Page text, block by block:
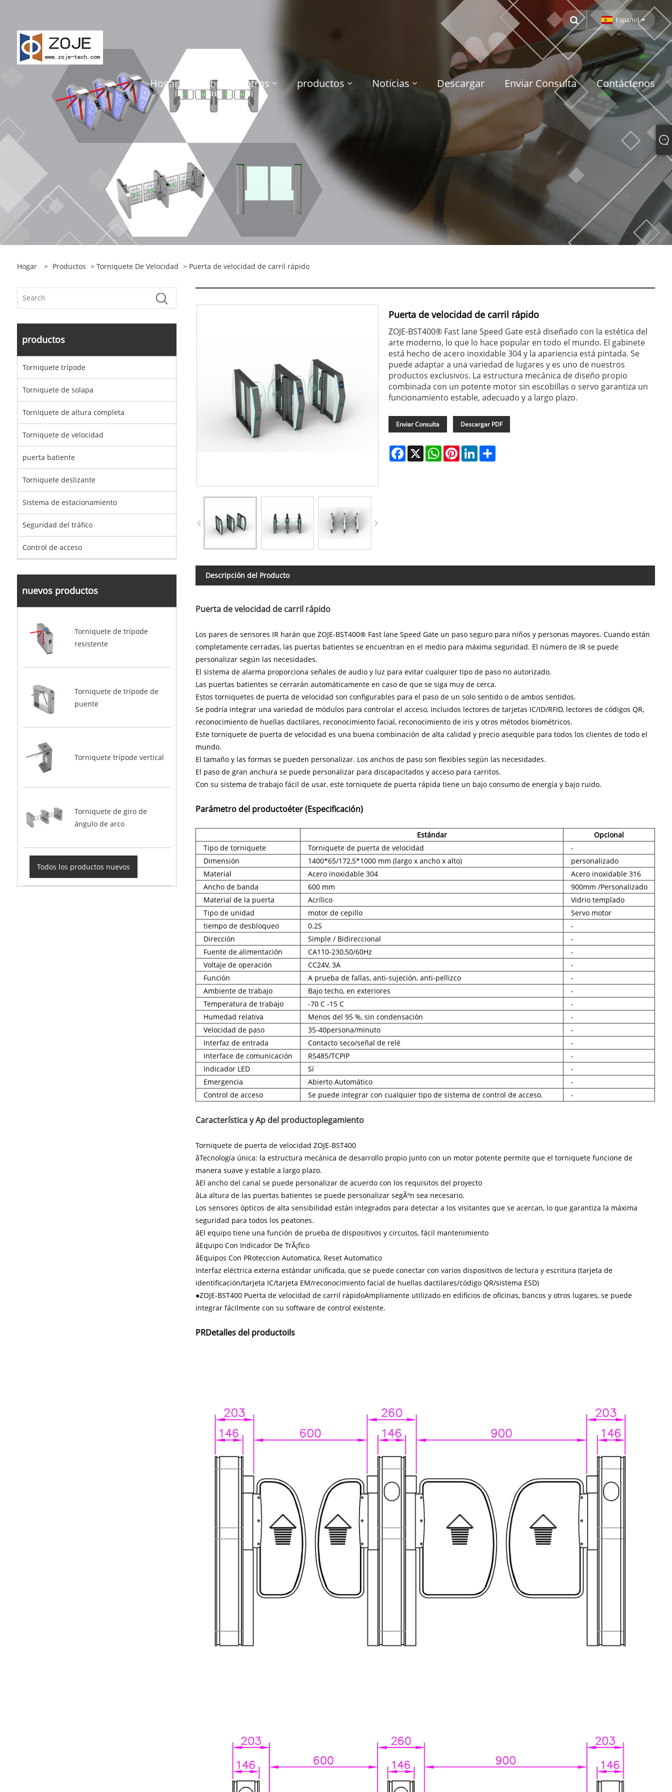
Español
Hogar Sobre nosotros productos Noticias Descargar Enviar Consulta Contáctenos
Hogar > Productos > Torniquete De Velocidad > Puerta de velocidad de carril rápido
productos
Torniquete trípode
Torniquete de solapa
Torniquete de altura completa
Torniquete de velocidad
puerta batiente
Torniquete deslizante
Sistema de estacionamiento
Seguridad del tráfico
Control de acceso
nuevos productos
Torniquete de trípode
resistente
Torniquete de trípode de
puente
Torniquete trípode vertical
Torniquete de giro de
ángulo de arco
Todos los productos nuevos
Puerta de velocidad de carril rápido
ZOJE-BST400® Fast lane Speed ​​Gate está diseñado con la estética del
arte moderno, lo que lo hace popular en todo el mundo. El gabinete
está hecho de acero inoxidable 304 y la apariencia está pintada. Se
puede adaptar a una variedad de lugares y es uno de nuestros
productos exclusivos. La estructura mecánica de diseño propio
combinada con un potente motor sin escobillas o servo garantiza un
funcionamiento estable, adecuado y a largo plazo.
Enviar Consulta Descargar PDF
Facebook
X WhatsApp
PinterestLinkedIn
Descripción del Producto
Puerta de velocidad de carril rápido
Los pares de sensores IR harán que ZOJE-BST400® Fast lane Speed ​​Gate un paso seguro para niños y personas mayores. Cuando están
completamente cerradas, las puertas batientes se encuentran en el medio para máxima seguridad. El número de IR se puede
personalizar según las necesidades.
El sistema de alarma proporciona señales de audio y luz para evitar cualquier tipo de paso no autorizado.
Las puertas batientes se cerrarán automáticamente en caso de que se siga muy de cerca.
Estos torniquetes de puerta de velocidad son configurables para el paso de un solo sentido o de ambos sentidos.
Se podría integrar una variedad de módulos para controlar el acceso, incluidos lectores de tarjetas IC/ID/RFID, lectores de códigos QR,
reconocimiento de huellas dactilares, reconocimiento facial, reconocimiento de iris y otros métodos biométricos.
Este torniquete de puerta de velocidad es una buena combinación de alta calidad y precio asequible para todos los clientes de todo el
mundo.
El tamaño y las formas se pueden personalizar. Los anchos de paso son flexibles según las necesidades.
El paso de gran anchura se puede personalizar para discapacitados y acceso para carritos.
Con su sistema de trabajo fácil de usar, este torniquete de puerta rápida tiene un bajo consumo de energía y bajo ruido.
Parámetro del productoéter (Especificación)
Estándar
Opcional
Tipo de torniquete
Torniquete de puerta de velocidad
-
Dimensión
1400*65/172,5*1000 mm (largo x ancho x alto)
personalizado
Material
Acero inoxidable 304
Acero inoxidable 316
Ancho de banda
600 mm
900mm /Personalizado
Material de la puerta
Acrílico
Vidrio templado
Tipo de unidad
motor de cepillo
Servo motor
tiempo de desbloqueo
0.2S
-
Dirección
Simple / Bidireccional
-
Fuente de alimentación
CA110-230,50/60Hz
-
Voltaje de operación
CC24V, 3A
-
Función
A prueba de fallas, anti-sujeción, anti-pellizco
-
Ambiente de trabajo
Bajo techo, en exteriores
-
Temperatura de trabajo
-70 C -15 C
-
Humedad relativa
Menos del 95 %, sin condensación
-
Velocidad de paso
35-40persona/minuto
-
Interfaz de entrada
Contacto seco/señal de relé
-
Interface de comunicación
RS485/TCPIP
-
Indicador LED
Sí
-
Emergencia
Abierto Automático
-
Control de acceso
Se puede integrar con cualquier tipo de sistema de control de acceso. -
Característica y Ap del productoplegamiento
Torniquete de puerta de velocidad ZOJE-BST400
âTecnología única: la estructura mecánica de desarrollo propio junto con un motor potente permite que el torniquete funcione de
manera suave y estable a largo plazo.
âEl ancho del canal se puede personalizar de acuerdo con los requisitos del proyecto
âLa altura de las puertas batientes se puede personalizar segÃºn sea necesario.
Los sensores ópticos de alta sensibilidad están integrados para detectar a los visitantes que se acercan, lo que garantiza la máxima
seguridad para todos los peatones.
âEl equipo tiene una función de prueba de dispositivos y circuitos, fácil mantenimiento
âEquipo Con Indicador De TrÃ¡fico
âEquipos Con PRoteccion Automatica, Reset Automatico
Interfaz eléctrica externa estándar unificada, que se puede conectar con varios dispositivos de lectura y escritura (tarjeta de
identificación/tarjeta IC/tarjeta EM/reconocimiento facial de huellas dactilares/código QR/sistema ESD)
●ZOJE-BST400 Puerta de velocidad de carril rápidoAmpliamente utilizado en edificios de oficinas, bancos y otros lugares, se puede
integrar fácilmente con su software de control existente.
PRDetalles del productoils